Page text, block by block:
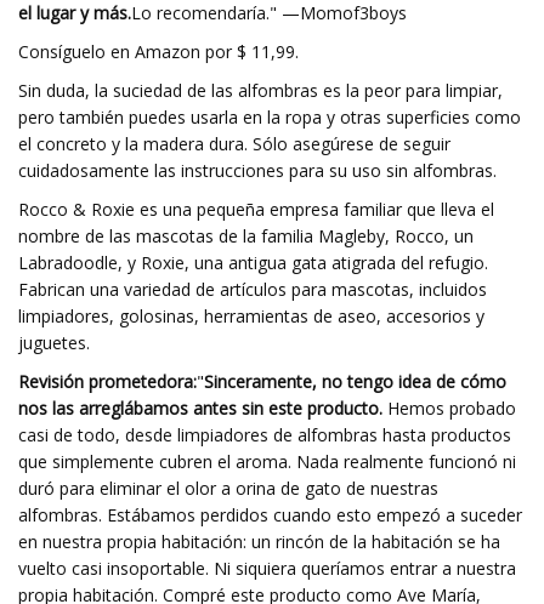
el lugar y más.Lo recomendaría." —Momof3boys
Consíguelo en Amazon por $ 11,99.
Sin duda, la suciedad de las alfombras es la peor para limpiar,
pero también puedes usarla en la ropa y otras superficies como
el concreto y la madera dura. Sólo asegúrese de seguir
cuidadosamente las instrucciones para su uso sin alfombras.
Rocco & Roxie es una pequeña empresa familiar que lleva el
nombre de las mascotas de la familia Magleby, Rocco, un
Labradoodle, y Roxie, una antigua gata atigrada del refugio.
Fabrican una variedad de artículos para mascotas, incluidos
limpiadores, golosinas, herramientas de aseo, accesorios y
juguetes.
Revisión prometedora:"Sinceramente, no tengo idea de cómo
nos las arreglábamos antes sin este producto. Hemos probado
casi de todo, desde limpiadores de alfombras hasta productos
que simplemente cubren el aroma. Nada realmente funcionó ni
duró para eliminar el olor a orina de gato de nuestras
alfombras. Estábamos perdidos cuando esto empezó a suceder
en nuestra propia habitación: un rincón de la habitación se ha
vuelto casi insoportable. Ni siquiera queríamos entrar a nuestra
propia habitación. Compré este producto como Ave María,